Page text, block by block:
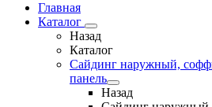
Главная
Каталог
Назад
Каталог
Сайдинг наружный,
панель
Назад